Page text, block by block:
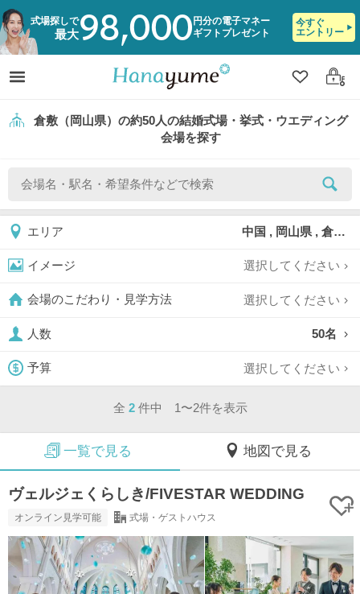
式場探しで
最大98,000 円分の電子マネー
ギフトプレゼント
今すぐ
エントリー
クリップ
ログ
倉敷（岡山県）の約50人の結婚式場・挙式・ウエディング
会場を探す
エリア 中国 , 岡山県 , 倉敷
イメージ 選択してください
会場のこだわり・見学方法 選択してください
人数 50名
予算 選択してください
全 2 件中 1〜2件を表示
一覧で見る 地図で見る
ヴェルジェくらしき/FIVESTAR WEDDING
オンライン見学可能 式場・ゲストハウス